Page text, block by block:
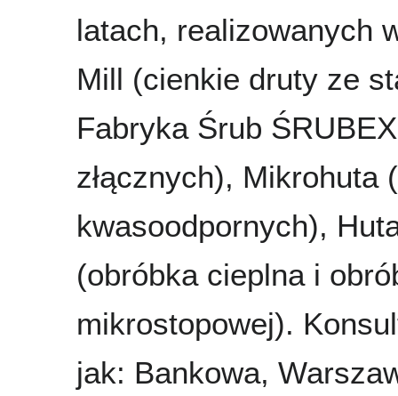
latach, realizowanych
Mill (cienkie druty ze
Fabryka Śrub
złącznych),
kwasoodpornych),
(obróbka cieplna i
mikrostopowej).
jak: Bankowa,